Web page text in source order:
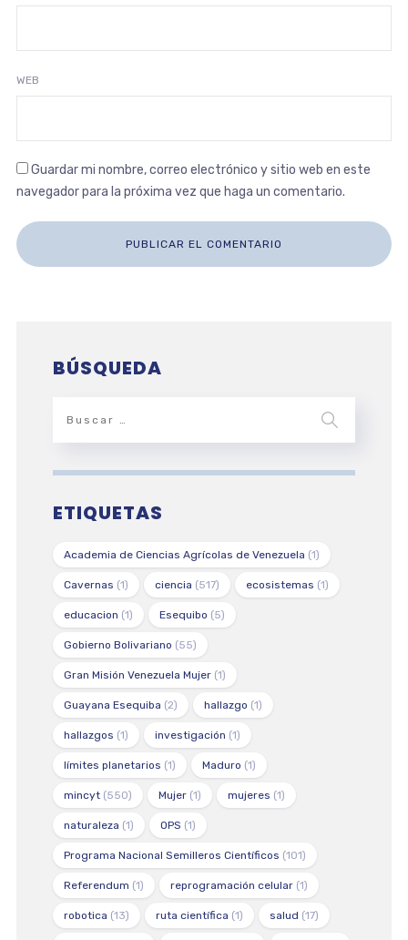
WEB
Guardar mi nombre, correo electrónico y sitio web en este
navegador para la próxima vez que haga un comentario.
BÚSQUEDA
ETIQUETAS
Academia de Ciencias Agrícolas de Venezuela (1)
Cavernas (1) ciencia (517) ecosistemas (1)
educacion (1) Esequibo (5)
Gobierno Bolivariano (55)
Gran Misión Venezuela Mujer(1)
Guayana Esequiba (2) hallazgo (1)
hallazgos (1) investigación (1)
límites planetarios (1) Maduro (1)
mincyt(550) Mujer(1) mujeres (1)
naturaleza (1) OPS (1)
Programa Nacional Semilleros Científicos (101)
Referendum (1) reprogramación celular(1)
robotica (13) ruta científica (1) salud (17)